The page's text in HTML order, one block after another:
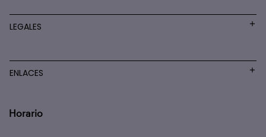
LEGALES
ENLACES
Horario